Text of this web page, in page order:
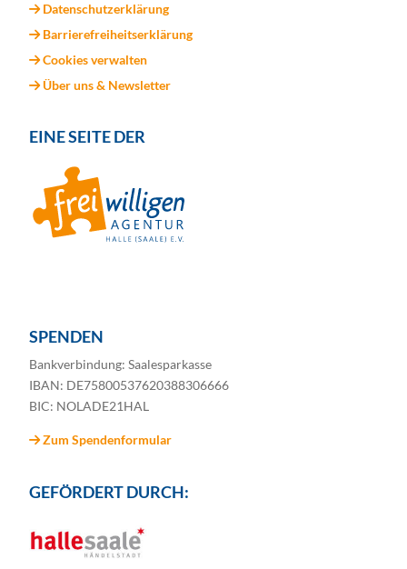
Datenschutzerklärung
Barrierefreiheitserklärung
Cookies verwalten
Über uns & Newsletter
EINE SEITE DER
SPENDEN
Bankverbindung: Saalesparkasse
IBAN: DE75800537620388306666
BIC: NOLADE21HAL
Zum Spendenformular
GEFÖRDERT DURCH: